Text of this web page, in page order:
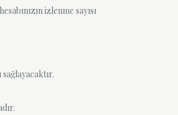
izlenme sayısı